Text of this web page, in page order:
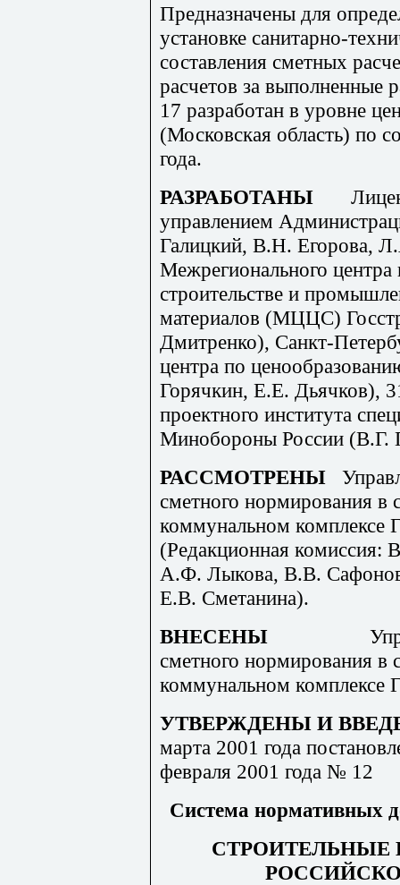
Предназначены для
установке санитарно-
составления сметных
расчетов за
17 разработан в уровне
(Московская область) по
года.
РАЗРАБОТАНЫ
управлением
Галицкий, В.Н. Егорова,
Межрегионального
строительстве и
материалов (МЦЦС)
Дмитренко), Санкт-
центра по
Горячкин, Е.Е. Дьячков),
проектного института
Минобороны России (В.Г.
РАССМОТРЕНЫ
сметного нормирования в
коммунальном комплексе
(Редакционная комиссия:
А.Ф. Лыкова, В.В.
Е.В. Сметанина).
ВНЕСЕНЫ
сметного нормирования в
коммунальном комплексе
УТВЕРЖДЕНЫ И
марта 2001 года
февраля 2001 года № 12
Система нормативных
СТРОИТЕЛЬНЫЕ